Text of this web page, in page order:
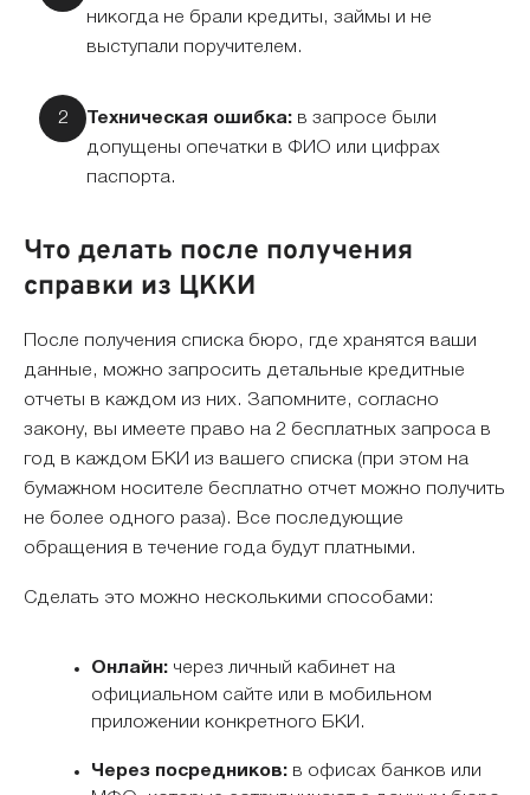
никогда не брали кредиты, займы и не
выступали поручителем.
Техническая ошибка: в запросе были
допущены опечатки в ФИО или цифрах
паспорта.
Что делать после получения
справки из ЦККИ
После получения списка бюро, где хранятся ваши
данные, можно запросить детальные кредитные
отчеты в каждом из них. Запомните, согласно
закону, вы имеете право на 2 бесплатных запроса в
год в каждом БКИ из вашего списка (при этом на
бумажном носителе бесплатно отчет можно получить
не более одного раза). Все последующие
обращения в течение года будут платными.
Сделать это можно несколькими способами:
Онлайн:через личный кабинет на
официальном сайте или в мобильном
приложении конкретного БКИ.
Через посредников:в офисах банков или